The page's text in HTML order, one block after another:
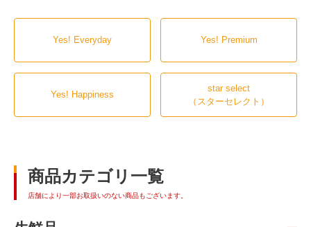
Yes! Everyday Yes! Premium
Yes! Happiness
star select
（スターセレクト）
商品カテゴリ一覧
店舗により一部お取扱いのない商品もございます。